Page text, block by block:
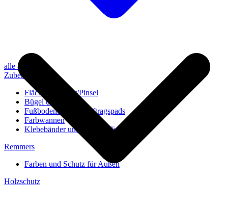
alle anzeigen
Zubehör
Flächenstreicher/Pinsel
Bügel und Rollen
Fußbodenbürsten/Auftragspads
Farbwannen
Klebebänder und Abdeckvlies
Remmers
Farben und Schutz für Außen
Holzschutz